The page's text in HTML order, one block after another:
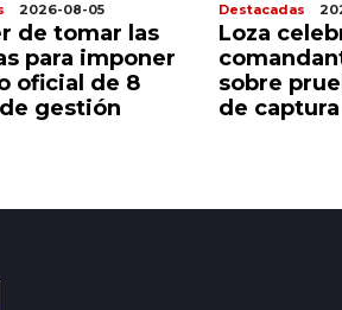
2026-08-05
de tomar las
para imponer
oficial de 8
gestión
Destacadas
Loza
sobre
de